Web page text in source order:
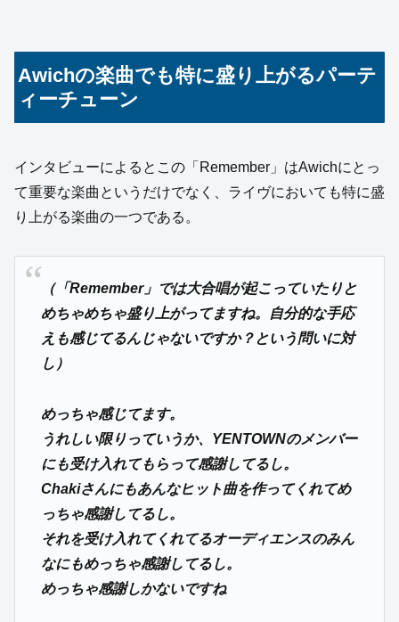
Awichの楽曲でも特に盛り上がるパーテ
ィーチューン
インタビューによるとこの「Remember」はAwichにとっ
て重要な楽曲というだけでなく、ライヴにおいても特に盛
り上がる楽曲の一つである。
（「Remember」では大合唱が起こっていたりと
めちゃめちゃ盛り上がってますね。自分的な手応
えも感じてるんじゃないですか？という問いに対
し）
めっちゃ感じてます。
うれしい限りっていうか、YENTOWNのメンバー
にも受け入れてもらって感謝してるし。
Chakiさんにもあんなヒット曲を作ってくれてめ
っちゃ感謝してるし。
それを受け入れてくれてるオーディエンスのみん
なにもめっちゃ感謝してるし。
めっちゃ感謝しかないですね